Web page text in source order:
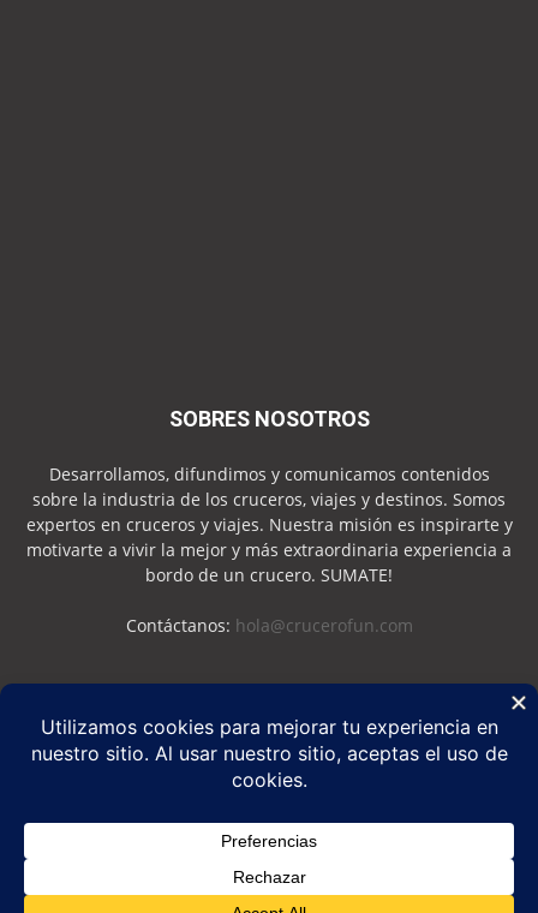
SOBRES NOSOTROS
Desarrollamos, difundimos y comunicamos contenidos
sobre la industria de los cruceros, viajes y destinos. Somos
expertos en cruceros y viajes. Nuestra misión es inspirarte y
motivarte a vivir la mejor y más extraordinaria experiencia a
bordo de un crucero. SUMATE!
Contáctanos: hola@crucerofun.com
SEGUINOS
Política de Privacidad Política de Cookies